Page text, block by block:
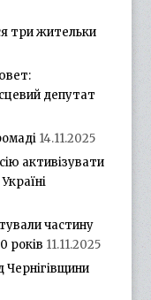
три жительки
депутат
14.11.2025
активізувати
частину
років 11.11.2025
Чернігівщини